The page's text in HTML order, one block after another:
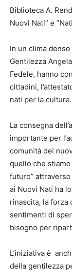
Biblioteca A.
Nuovi Nati” e
In un clima
Gentilezza
Fedele, hanno
cittadini,
nati per la cultura.
La consegna
importante per
comunità dei
quello che
futuro”
ai Nuovi Nati ha
rinascita, la forza
sentimenti di
bisogno per
L’iniziativa è
della gentilezza